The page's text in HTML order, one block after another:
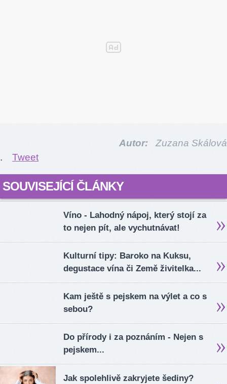
Autor:
Zuzana Skálová
.
Tweet
SOUVISEJÍCÍ ČLÁNKY
Víno - Lahodný nápoj, který stojí za
to nejen pít, ale vychutnávat!
Kulturní tipy: Baroko na Kuksu,
degustace vína či Země živitelka...
Kam ještě s pejskem na výlet a co s
sebou?
Do přírody i za poznáním - Nejen s
pejskem...
Jak spolehlivě zakryjete šediny?